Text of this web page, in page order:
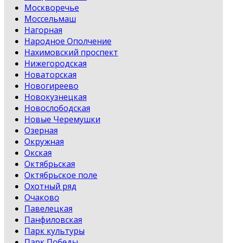
Москворечье
Моссельмаш
Нагорная
Народное Ополчение
Нахимовский проспект
Нижегородская
Новаторская
Новогиреево
Новокузнецкая
Новослободская
Новые Черемушки
Озерная
Окружная
Окская
Октябрьская
Октябрьское поле
Охотный ряд
Очаково
Павелецкая
Панфиловская
Парк культуры